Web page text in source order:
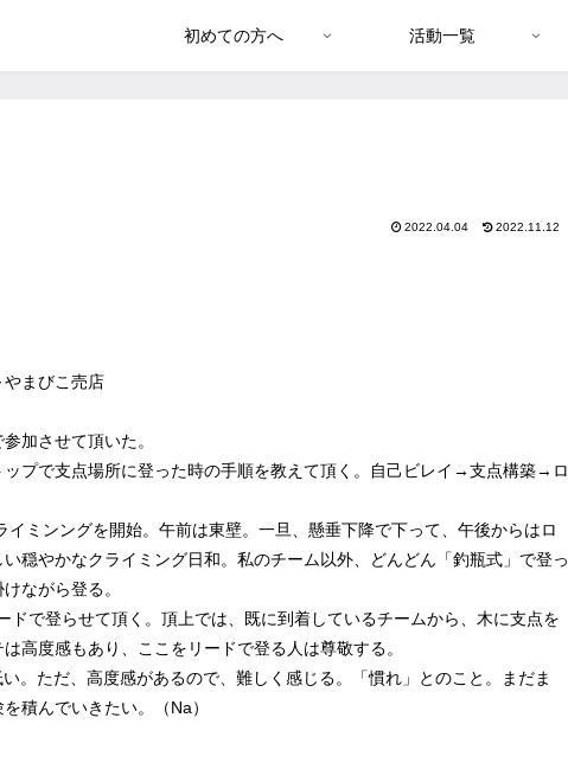
初めての方へ 活動一覧
2022.04.04 2022.11.12
やまびこ売店
加させて頂いた。
プで支点場所に登った時の手順を教えて頂く。自己ビレイ→支点構築→ロ
ミンングを開始。午前は東壁。一旦、懸垂下降で下って、午後からはロ
穏やかなクライミング日和。私のチーム以外、どんどん「釣瓶式」で登っ
ながら登る。
で登らせて頂く。頂上では、既に到着しているチームから、木に支点を
高度感もあり、ここをリードで登る人は尊敬する。
。ただ、高度感があるので、難しく感じる。「慣れ」とのこと。まだま
積んでいきたい。（Na）